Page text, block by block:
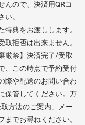
んので、決済用QRコ
。
典をお渡しします。
拒否は出来ません。
禁】決済完了/受取
、この時点で予約受付
際や配送のお問い合わ
保管してください。万
方法のご案内」メー
でお尋ねください。